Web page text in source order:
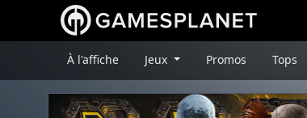
À l'affiche Jeux Promos Tops